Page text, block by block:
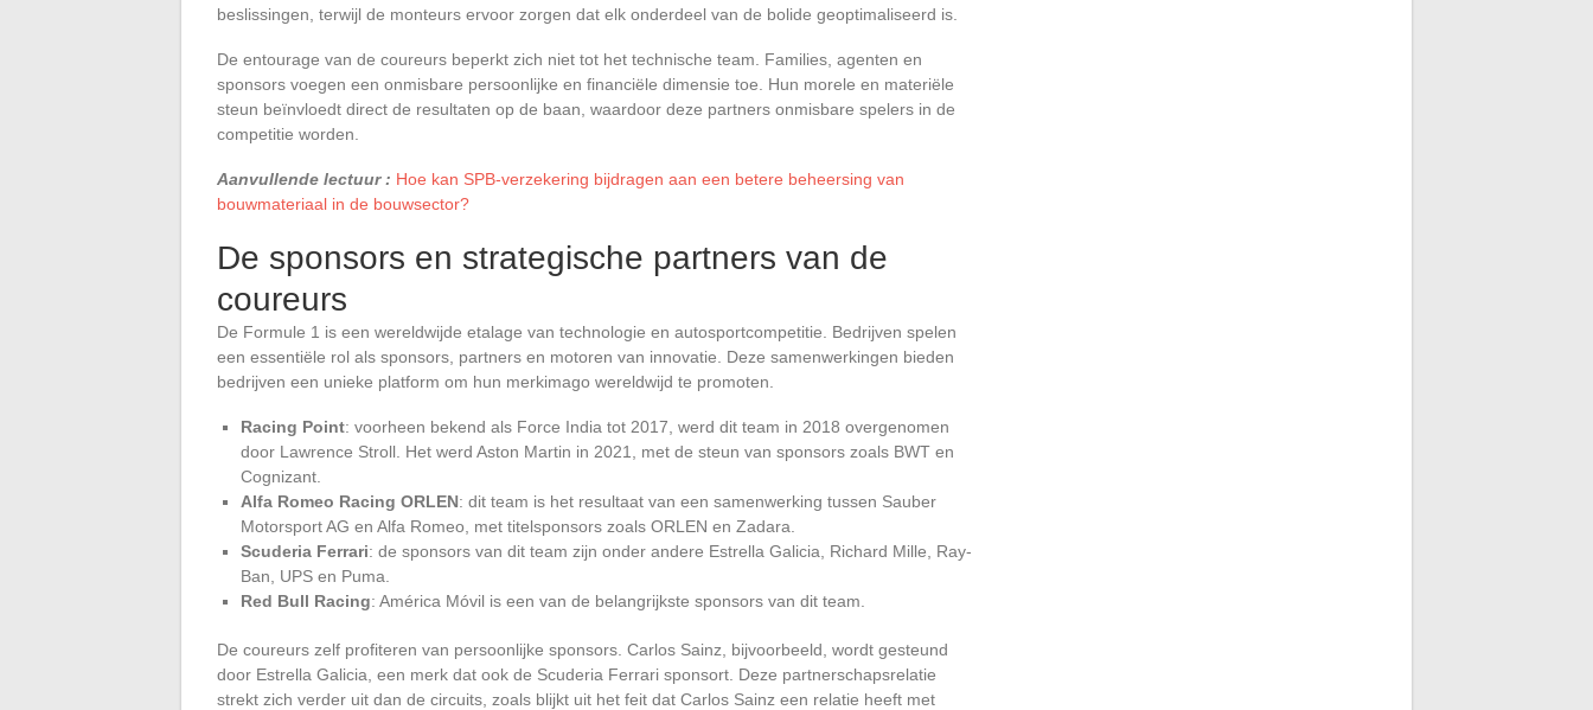
beslissingen, terwijl de monteurs ervoor zorgen dat elk onderdeel van de bolide geoptimaliseerd is.
De entourage van de coureurs beperkt zich niet tot het technische team. Families, agenten en
sponsors voegen een onmisbare persoonlijke en financiële dimensie toe. Hun morele en materiële
steun beïnvloedt direct de resultaten op de baan, waardoor deze partners onmisbare spelers in de
competitie worden.
Aanvullende lectuur : Hoe kan SPB-verzekering bijdragen aan een betere beheersing van
bouwmateriaal in de bouwsector?
De sponsors en strategische partners van de
coureurs
De Formule 1 is een wereldwijde etalage van technologie en autosportcompetitie. Bedrijven spelen
een essentiële rol als sponsors, partners en motoren van innovatie. Deze samenwerkingen bieden
bedrijven een unieke platform om hun merkimago wereldwijd te promoten.
Racing Point: voorheen bekend als Force India tot 2017, werd dit team in 2018 overgenomen
door Lawrence Stroll. Het werd Aston Martin in 2021, met de steun van sponsors zoals BWT en
Cognizant.
Alfa Romeo Racing ORLEN: dit team is het resultaat van een samenwerking tussen Sauber
Motorsport AG en Alfa Romeo, met titelsponsors zoals ORLEN en Zadara.
Scuderia Ferrari: de sponsors van dit team zijn onder andere Estrella Galicia, Richard Mille, Ray-
Ban, UPS en Puma.
Red Bull Racing: América Móvil is een van de belangrijkste sponsors van dit team.
De coureurs zelf profiteren van persoonlijke sponsors. Carlos Sainz, bijvoorbeeld, wordt gesteund
door Estrella Galicia, een merk dat ook de Scuderia Ferrari sponsort. Deze partnerschapsrelatie
strekt zich verder uit dan de circuits, zoals blijkt uit het feit dat Carlos Sainz een relatie heeft met